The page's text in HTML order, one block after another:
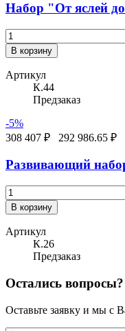
Набор "От яслей
В корзину
Артикул
К.44
Предзаказ
-5%
308 407 ₽
292 986.65 ₽
Развивающий
В корзину
Артикул
К.26
Предзаказ
Остались вопросы?
Оставьте заявку и мы с